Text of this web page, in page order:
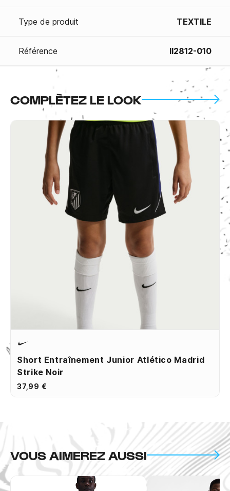
Type de produit TEXTILE
Référence II2812-010
COMPLÈTEZ LE LOOK
Short Entraînement Junior Atlético Madrid
Strike Noir
37,99 €
VOUS AIMEREZ AUSSI